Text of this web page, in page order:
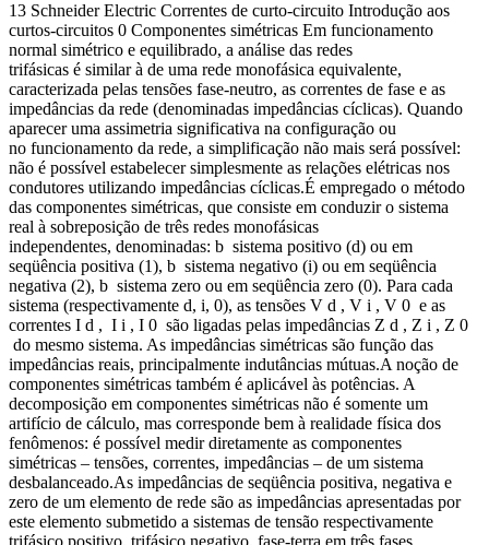
13 Schneider Electric Correntes de curto-circuito Introdução aos
curtos-circuitos 0 Componentes simétricas Em funcionamento
normal simétrico e equilibrado, a análise das redes
trifásicas é similar à de uma rede monofásica equivalente,
caracterizada pelas tensões fase-neutro, as correntes de fase e as
impedâncias da rede (denominadas impedâncias cíclicas). Quando
aparecer uma assimetria significativa na configuração ou
no funcionamento da rede, a simplificação não mais será possível:
não é possível estabelecer simplesmente as relações elétricas nos
condutores utilizando impedâncias cíclicas.É empregado o método
das componentes simétricas, que consiste em conduzir o sistema
real à sobreposição de três redes monofásicas
independentes, denominadas: b sistema positivo (d) ou em
seqüência positiva (1), b sistema negativo (i) ou em seqüência
negativa (2), b sistema zero ou em seqüência zero (0). Para cada
sistema (respectivamente d, i, 0), as tensões V d , V i , V 0 e as
correntes I d , I i , I 0 são ligadas pelas impedâncias Z d , Z i , Z 0
do mesmo sistema. As impedâncias simétricas são função das
impedâncias reais, principalmente indutâncias mútuas.A noção de
componentes simétricas também é aplicável às potências. A
decomposição em componentes simétricas não é somente um
artifício de cálculo, mas corresponde bem à realidade física dos
fenômenos: é possível medir diretamente as componentes
simétricas – tensões, correntes, impedâncias – de um sistema
desbalanceado.As impedâncias de seqüência positiva, negativa e
zero de um elemento de rede são as impedâncias apresentadas por
este elemento submetido a sistemas de tensão respectivamente